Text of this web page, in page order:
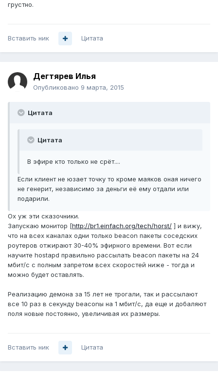
грустно.
Вставить ник Цитата
Дегтярев Илья
Опубликовано 9 марта, 2015
Цитата
Цитата
В эфире кто только не срёт....
Если клиент не юзает точку то кроме маяков оная ничего
не генерит, независимо за деньги её ему отдали или
подарили.
Ох уж эти сказочники.
Запускаю монитор [http://br1.einfach.org/tech/horst/ ] и вижу,
что на всех каналах одни только beacon пакеты соседских
роутеров отжирают 30-40% эфирного времени. Вот если
научите hostapd правильно рассылать beacon пакеты на 24
мбит/с с полным запретом всех скоростей ниже - тогда и
можно будет оставлять.
Реализацию демона за 15 лет не трогали, так и рассылают
все 10 раз в секунду beaconы на 1 мбит/с, да еще и добаляют
поля новые постоянно, увеличивая их размеры.
Вставить ник Цитата